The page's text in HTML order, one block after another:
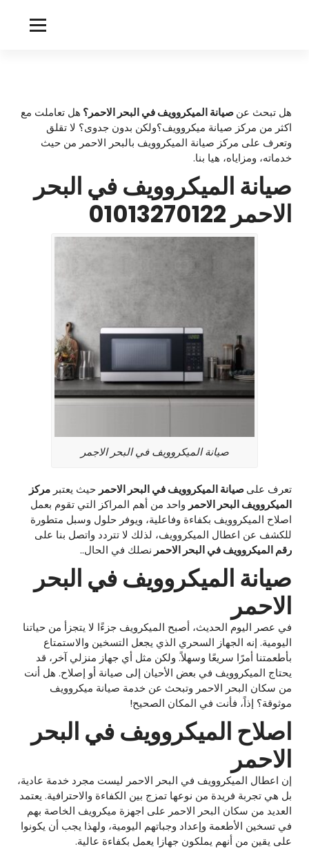
r
o
w
a
v
هل تبحث عنصيانة الميكروويف في البحر الاحمر؟ هل تعاملت مع
اكثر من مركز صيانة ميكروويف؟ولكن بدون جدوى؟ لا تقلق
وتعرف على مركز صيانة الميكروويف بالبحر الاحمر من حيث
خدماته، ومزاياه، هيا بنا.
صيانة الميكروويف في البحر
الاحمر 01013270122
صيانة الميكروويف في البحر الاجمر
تعرف علىصيانة الميكروويف في البحر الاحمر حيث يعتبر مركز
الميكروويف البحر الاحمر واحد من أهم المراكز التي تقوم بعمل
اصلاح الميكروويف بكفاءة وفاعلية، ويوفر حلول وسبل متطورة
للكشف عن اعطال الميكروويف، لذلك لا تتردد واتصل بنا على
رقم الميكروويف في البحر الاحمر نصلك في الحال..
صيانة الميكروويف في البحر
الاحمر
في عصر اليوم الحديث، أصبح الميكرويف جزءًا لا يتجزأ من حياتنا
اليومية. إنه الجهاز السحري الذي يجعل التسخين والاستمتاع
بأطعمتنا أمرًا سريعًا وسهلاً. ولكن مثل أي جهاز منزلي آخر، قد
يحتاج الميكروويف في بعض الأحيان إلى صيانة أو إصلاح. هل أنت
من سكان البحر الاحمر وتبحث عن خدمة صيانة ميكروويف
موثوقة؟ إذاً، فأنت في المكان الصحيح!
اصلاح الميكروويف في البحر
الاحمر
إن اعطال الميكروويف في البحر الاحمر ليست مجرد خدمة عادية،
بل هي تجربة فريدة من نوعها تمزج بين الكفاءة والاحترافية. يعتمد
العديد من سكان البحر الاحمر على اجهزة ميكرويف الخاصة بهم
في تسخين الأطعمة وإعداد وجباتهم اليومية، ولهذا يجب أن يكونوا
على يقين من أنهم يملكون جهازا يعمل بكفاءة عالية.